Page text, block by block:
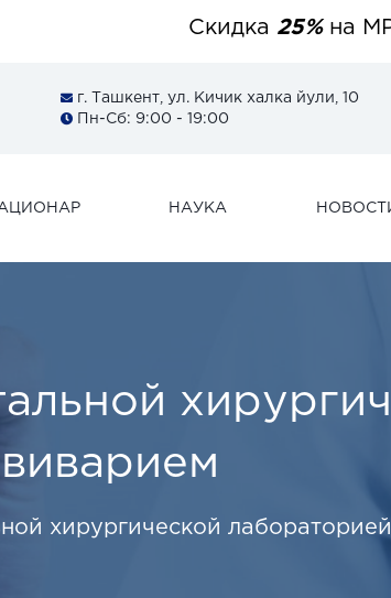
Скидка25% на МРТ
г. Ташкент, ул. Кичик халка йули, 10
Пн-Сб: 9:00 - 19:00
НАУКА
хирургической